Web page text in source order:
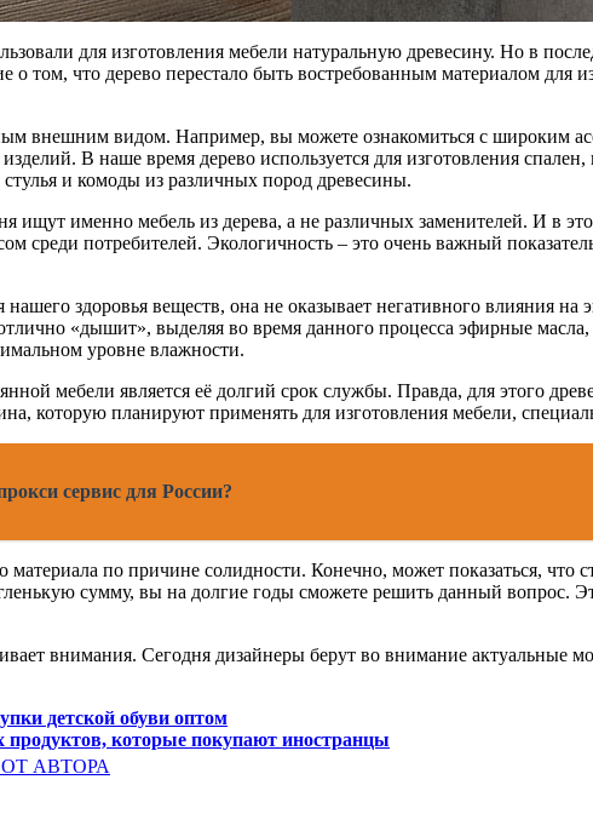
для изготовления мебели натуральную древесину. Но в
о том, что дерево перестало быть востребованным материалом для
внешним видом. Например, вы можете ознакомиться с широким
В наше время дерево используется для изготовления
и комоды из различных пород древесины.
ищут именно мебель из дерева, а не различных заменителей. И в
среди потребителей. Экологичность – это очень важный
здоровья веществ, она не оказывает негативного влияния
«дышит», выделяя во время данного процесса эфирные
уровне влажности.
мебели является её долгий срок службы. Правда, для этого
которую планируют применять для изготовления мебели,
сервис для России?
по причине солидности. Конечно, может показаться, что
сумму, вы на долгие годы сможете решить данный вопрос.
внимания. Сегодня дизайнеры берут во внимание актуальные
детской обуви оптом
продуктов, которые покупают иностранцы
АВТОРА